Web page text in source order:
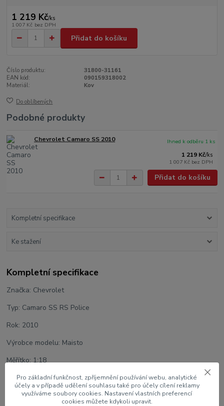
1 219 Kč/ks
1 007 Kč bez DPH
Přidat do košíku
Číslo produktu:
31800-31161
EAN kód:
090159318002
Materiál:
Kov
Do oblíbených
Podobné produkty
Chevrolet Camaro SS 2010
1 219 Kč/ks
1 007 Kč bez DPH
Ihned k odběru 1 ks
Přidat do košíku
Kompletní specifikace
Ke stažení
Kompletní specifikace
Značka: Chevrolet
Typ: Camaro SS RS Police
Rok: 2010
Výrobce modelu: Maisto
Měřítko: 1:18
Velikost: 27 cm
Barva: Bílá/Modrá
Pro základní funkčnost, zpříjemnění používání webu, analytické
účely a v případě udělení souhlasu také pro účely cílení reklamy
využíváme soubory cookies. Nastavení vlastních preferencí
cookies můžete kdykoli upravit.